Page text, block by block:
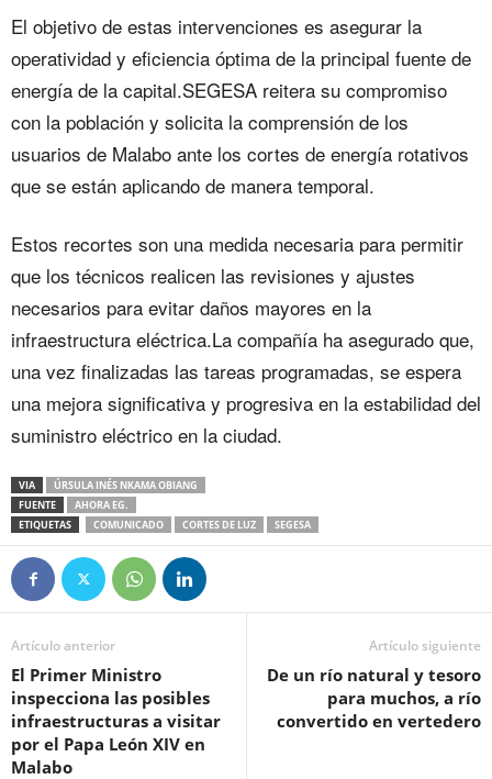
El objetivo de estas intervenciones es asegurar la
operatividad y eficiencia óptima de la principal fuente de
energía de la capital.SEGESA reitera su compromiso
con la población y solicita la comprensión de los
usuarios de Malabo ante los cortes de energía rotativos
que se están aplicando de manera temporal.
Estos recortes son una medida necesaria para permitir
que los técnicos realicen las revisiones y ajustes
necesarios para evitar daños mayores en la
infraestructura eléctrica.La compañía ha asegurado que,
una vez finalizadas las tareas programadas, se espera
una mejora significativa y progresiva en la estabilidad del
suministro eléctrico en la ciudad.
VIA
ÚRSULA INÉS NKAMA OBIANG
FUENTE
AHORA EG.
ETIQUETAS
COMUNICADO CORTES DE LUZ SEGESA
Artículo anterior
El Primer Ministro
inspecciona las posibles
infraestructuras a visitar
por el Papa León XIV en
Malabo
Artículo siguiente
De un río natural y tesoro
para muchos, a río
convertido en vertedero